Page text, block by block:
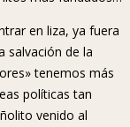
en liza, ya fuera
salvación de la
tenemos más
políticas tan
venido al